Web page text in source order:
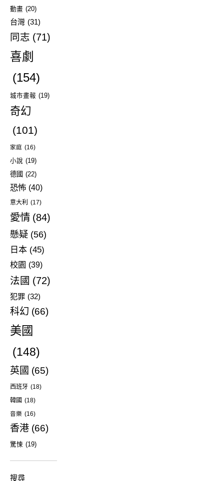
動畫 (20)
台灣 (31)
同志 (71)
喜劇
(154)
城市畫報 (19)
奇幻
(101)
家庭 (16)
小說 (19)
德國 (22)
恐怖 (40)
意大利 (17)
愛情 (84)
懸疑 (56)
日本 (45)
校園 (39)
法國 (72)
犯罪 (32)
科幻 (66)
美國
(148)
英國 (65)
西班牙 (18)
韓國 (18)
音樂 (16)
香港 (66)
驚悚 (19)
搜尋